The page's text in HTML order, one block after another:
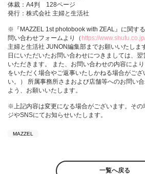
体裁：A4判 128ページ
発行：株式会社 主婦と生活社
※『MAZZEL 1st photobook with ZEAL』に関す
問い合わせフォームより（ https://
主婦と生活社 JUNON編集部までお願いいたしま
日にいただいたお問い合わせにつきましては、
いただきます。 また、お問い合わせの内容によ
をいただく場合やご返事いたしかねる場合がご
い。） 所属事務所さまおよび店舗等へのお問い
よう、お願いいたします。
※上記内容は変更になる場合がございます。その
ジやSNSにてお知らせいたします。
MAZZEL
一覧へ戻る